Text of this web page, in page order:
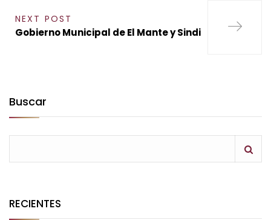
NEXT POST
Gobierno Municipal de El Mante y Sindi
Buscar
RECIENTES